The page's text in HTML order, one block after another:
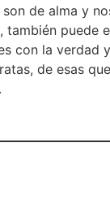
de alma y
también puede
con la verdad
de esas